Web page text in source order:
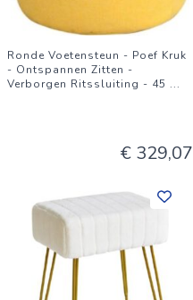
Ronde Voetensteun - Poef Kruk
- Ontspannen Zitten -
Verborgen Ritssluiting - 45 ...
€ 329,07